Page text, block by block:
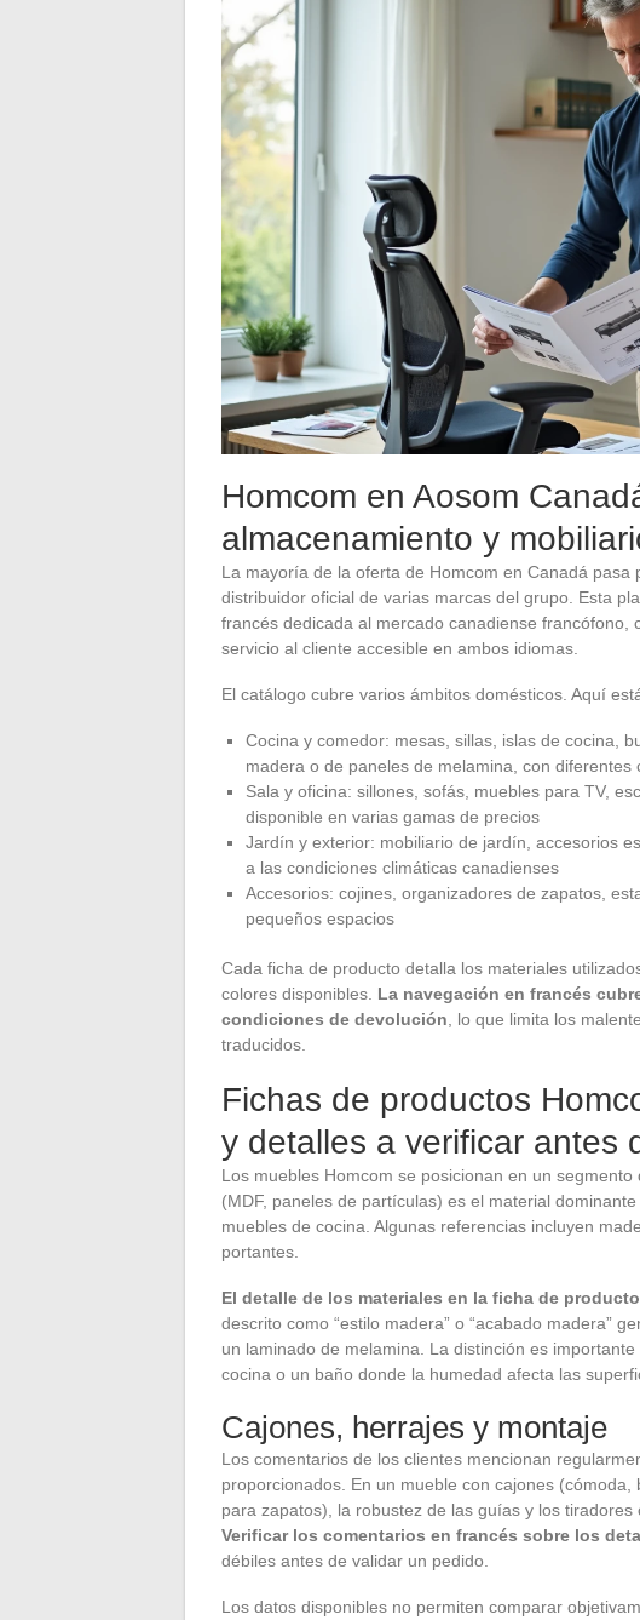
Homcom en Aosom
almacenamiento y
La mayoría de la oferta de Homcom en Canadá pasa
distribuidor oficial de varias marcas del grupo. Esta
francés dedicada al mercado canadiense
servicio al cliente accesible en ambos idiomas.
El catálogo cubre varios ámbitos domésticos. Aquí
Cocina y comedor: mesas, sillas, islas de cocina,
madera o de paneles de melamina, con
Sala y oficina: sillones, sofás, muebles para TV,
disponible en varias gamas de precios
Jardín y exterior: mobiliario de jardín, accesorios
a las condiciones climáticas canadienses
Accesorios: cojines, organizadores de zapatos,
pequeños espacios
Cada ficha de producto detalla los materiales
colores disponibles. La navegación en francés
condiciones de devolución , lo que limita los
traducidos.
Fichas de productos
y detalles a verificar antes
Los muebles Homcom se posicionan en un
(MDF, paneles de partículas) es el material
muebles de cocina. Algunas referencias incluyen
portantes.
El detalle de los materiales en la ficha de
descrito como “estilo madera” o “acabado madera”
un laminado de melamina. La distinción es
cocina o un baño donde la humedad afecta las
Cajones, herrajes y montaje
Los comentarios de los clientes mencionan
proporcionados. En un mueble con cajones
para zapatos), la robustez de las guías y los tiradores
Verificar los comentarios en francés sobre los
débiles antes de validar un pedido.
Los datos disponibles no permiten comparar